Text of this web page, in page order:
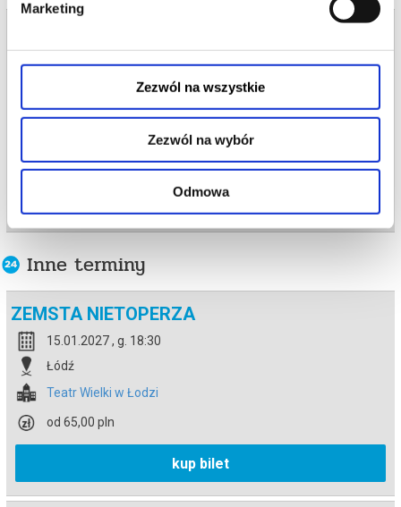
Marketing
Zezwól na wszystkie
Zezwól na wybór
Odmowa
16.01.2027 , g. 18:30 (sobota)
od 65,00 pln
kup bilet
Inne terminy
ZEMSTA NIETOPERZA
15.01.2027 , g. 18:30
Łódź
Teatr Wielki w Łodzi
od 65,00 pln
kup bilet